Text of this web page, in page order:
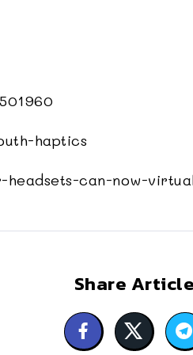
haptics
can-now-
Share Article